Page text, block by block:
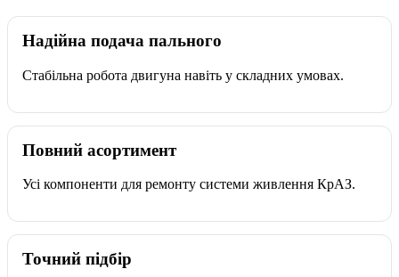
Надійна подача пального
Стабільна робота двигуна навіть у складних умовах.
Повний асортимент
Усі компоненти для ремонту системи живлення КрАЗ.
Точний підбір